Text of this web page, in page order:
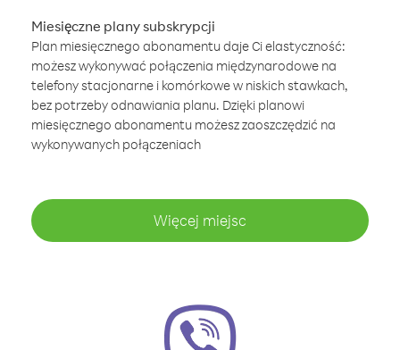
Miesięczne plany subskrypcji
Plan miesięcznego abonamentu daje Ci elastyczność:
możesz wykonywać połączenia międzynarodowe na
telefony stacjonarne i komórkowe w niskich stawkach,
bez potrzeby odnawiania planu. Dzięki planowi
miesięcznego abonamentu możesz zaoszczędzić na
wykonywanych połączeniach
Więcej miejsc